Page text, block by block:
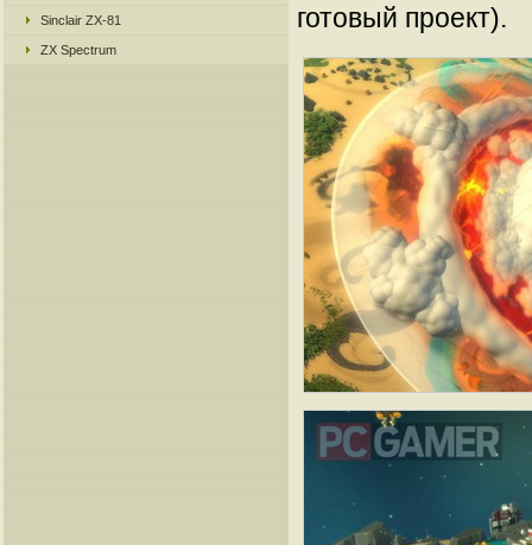
Sinclair ZX-81
ZX Spectrum
готовый проект).